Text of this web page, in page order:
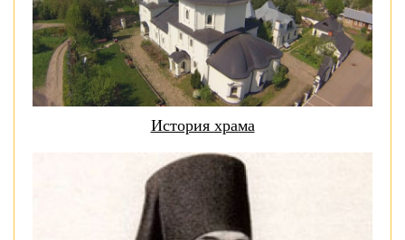
История храма